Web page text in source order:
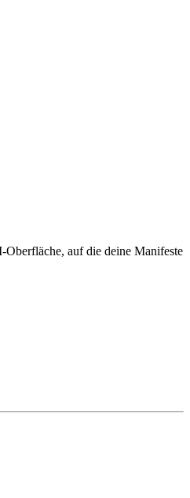
auf die deine Manifeste